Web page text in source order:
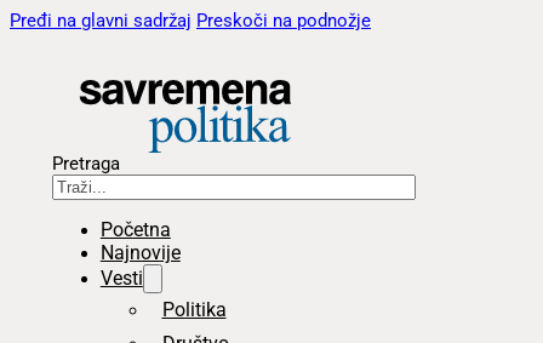
Pređi na glavni sadržaj Preskoči na podnožje
Pretraga
Početna
Najnovije
Vesti
Politika